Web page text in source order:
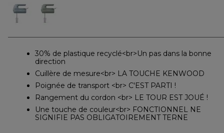
30% de plastique recyclé<br>Un pas dans la bonne
direction
Cuillère de mesure<br> LA TOUCHE KENWOOD
Poignée de transport <br> C'EST PARTI !
Rangement du cordon <br> LE TOUR EST JOUÉ !
Une touche de couleur<br> FONCTIONNEL NE
SIGNIFIE PAS OBLIGATOIREMENT TERNE